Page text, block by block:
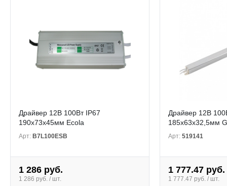
Драйвер 12В 100Вт IP67
190x73x45мм Ecola
Арт: B7L100ESB
1 286 руб.
1 286 руб. / шт.
Драйвер 12В
185х63х32,5мм
Арт: 519141
1 777.47 руб.
1 777.47 руб. / шт.